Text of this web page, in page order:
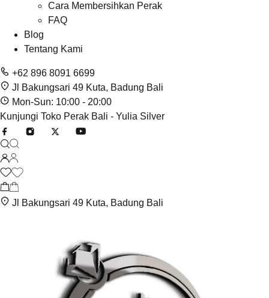
Cara Membersihkan Perak
FAQ
Blog
Tentang Kami
+62 896 8091 6699
Jl Bakungsari 49 Kuta, Badung Bali
Mon-Sun: 10:00 - 20:00
Kunjungi Toko Perak Bali - Yulia Silver
Jl Bakungsari 49 Kuta, Badung Bali